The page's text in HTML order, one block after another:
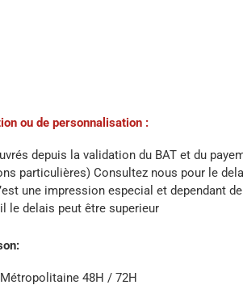
ou de personnalisation :
depuis la validation du BAT et du
particulières) Consultez nous pour le
une impression especial et dependant
le delais peut être superieur
48H / 72H